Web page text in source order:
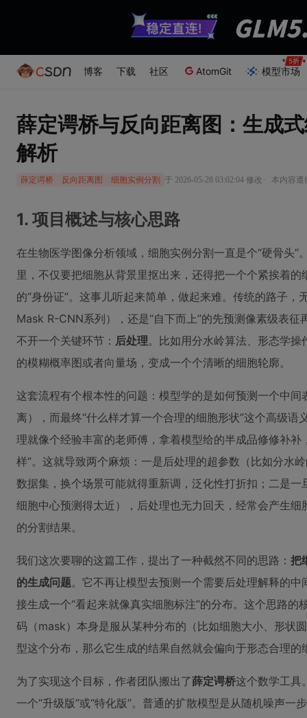
博客 下载 社区 AtomGit 模型市场
薛定谔桥与反向距离图：生成
解析
薛定谔桥 反向距离图 细胞实例分割 于 2026-05-28 03:02:04 修改 · 本内容遵
1. 项目概述与核心思路
在生物医学图像分析领域，细胞实例分割一直是个“硬骨头
里，不仅要把细胞从背景里抠出来，还得把一个个紧挨着
的“身份证”。这事儿听起来简单，做起来难。传统的路子，
Mask R-CNN系列），还是“自下而上”的先预测像素级表
不开一个关键环节： 后处理。比如用分水岭算法、形态学
的模糊概率图或者向量场，变成一个个清晰的细胞轮廓。
这套流程有个根本性的问题：模型学的是如何预测一个中
离），而最终“什么样才算一个合理的细胞形状”这个高级语
理就像个经验丰富的老师傅，拿着模型给的半成品修修补
样”。这就导致两个麻烦：一是后处理的超参数（比如分水
数据集，换个场景可能就得重新调，泛化性打折扣；二是
细胞中心预测得太近），后处理也无力回天，经常会产生
的分割结果。
我们这次要聊的这篇工作，提出了一种截然不同的思路： 把
的生成问题。它不再让模型去预测一个需要后处理解释的
接生成一个“看起来就像真实细胞标注”的分布。这个思路
码（mask）本身是服从某种分布的（比如细胞大小、形状
型这个分布，那么它生成的结果自然就会偏向于形态合理
为了实现这个目标，作者团队搬出了薛定谔桥这个数学工具
一个“升级版”或“特化版”。普通的扩散模型是从随机噪声一